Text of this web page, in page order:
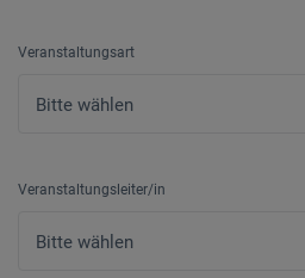
Veranstaltungsart
Veranstaltungsleiter/in